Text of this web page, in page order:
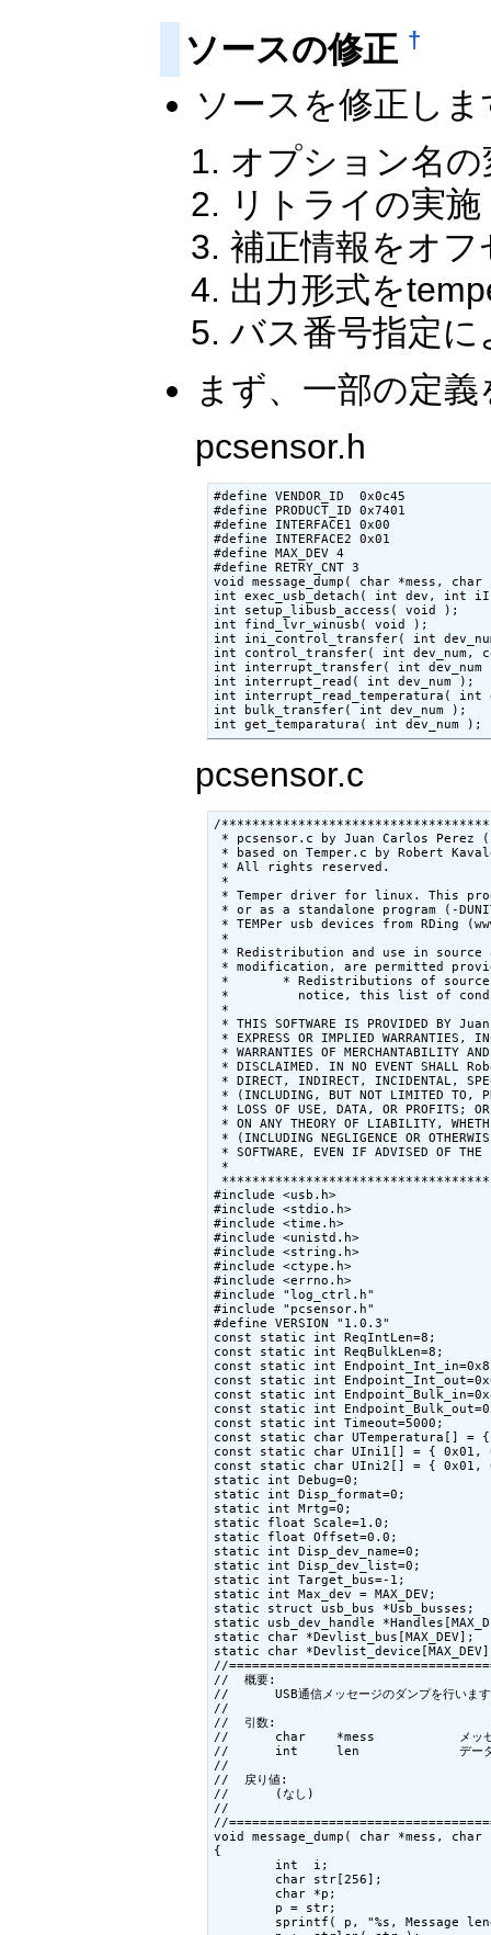
ソースの修正 †
ソースを修正し
オプション名
リトライの実施
補正情報をオ
出力形式を
バス番号指定
まず、一部の定
pcsensor.h
#define VENDOR_ID  0x0c45
#define PRODUCT_ID 0x7401
#define INTERFACE1 0x00
#define INTERFACE2 0x01
#define MAX_DEV 4
#define RETRY_CNT 3
void message_dump( char *mess,
int exec_usb_detach( int dev, int
int setup_libusb_access( void );
int find_lvr_winusb( void );
int ini_control_transfer( int
int control_transfer( int dev_num,
int interrupt_transfer( int dev_num
int interrupt_read( int dev_num );
int interrupt_read_temperatura( int
int bulk_transfer( int dev_num );
pcsensor.c
/***************************************************************************************
 * pcsensor.c by Juan Carlos Perez (c) 2011 (cray@isp-sl.com)
 * based on Temper.c by Robert Kavaler (c) 2009 (relavak.com)
 * All rights reserved.
 *
 * Temper driver for linux. This program can be compiled either as a library
 * or as a standalone program (-DUNIT_TEST). The driver will work with some
 * TEMPer usb devices from RDing (www.PCsensor.com).
 *
 * Redistribution and use in source and binary forms, with or without
 * modification, are permitted provided that the following conditions are met:
 *       * Redistributions of source code must retain the above copyright
 *         notice, this list of conditions and the following disclaimer.
 *
 * THIS SOFTWARE IS PROVIDED BY Juan Carlos Perez ''AS IS'' AND ANY
 * EXPRESS OR IMPLIED WARRANTIES, INCLUDING, BUT NOT LIMITED TO, THE IMPLIED
 * WARRANTIES OF MERCHANTABILITY AND FITNESS FOR A PARTICULAR PURPOSE ARE
 * DISCLAIMED. IN NO EVENT SHALL Robert kavaler BE LIABLE FOR ANY
 * DIRECT, INDIRECT, INCIDENTAL, SPECIAL, EXEMPLARY, OR CONSEQUENTIAL DAMAGES
 * (INCLUDING, BUT NOT LIMITED TO, PROCUREMENT OF SUBSTITUTE GOODS OR SERVICES;
 * LOSS OF USE, DATA, OR PROFITS; OR BUSINESS INTERRUPTION) HOWEVER CAUSED AND
 * ON ANY THEORY OF LIABILITY, WHETHER IN CONTRACT, STRICT LIABILITY, OR TORT
 * (INCLUDING NEGLIGENCE OR OTHERWISE) ARISING IN ANY WAY OUT OF THE USE OF THIS
 * SOFTWARE, EVEN IF ADVISED OF THE POSSIBILITY OF SUCH DAMAGE.
 *
 ****************************************************************************************/
#include <usb.h>
#include <stdio.h>
#include <time.h>
#include <unistd.h>
#include <string.h>
#include <ctype.h>
#include <errno.h>
#include "log_ctrl.h"
#include "pcsensor.h"
#define VERSION "1.0.3"
const static int ReqIntLen=8;
const static int ReqBulkLen=8;
const static int Endpoint_Int_in=0x82;          // endpoint 0x81 address for IN
const static int Endpoint_Int_out=0x00;         // endpoint 1 address for OUT
const static int Endpoint_Bulk_in=0x82;         // endpoint 0x81 address for IN
const static int Endpoint_Bulk_out=0x00;        // endpoint 1 address for OUT
const static int Timeout=5000;                  // Timeout in ms
const static char UTemperatura[] = { 0x01, 0x80, 0x33, 0x01, 0x00, 0x00, 0x00, 0x00 };
const static char UIni1[] = { 0x01, 0x82, 0x77, 0x01, 0x00, 0x00, 0x00, 0x00 };
const static char UIni2[] = { 0x01, 0x86, 0xff, 0x01, 0x00, 0x00, 0x00, 0x00 };
static int Debug=0;
static int Disp_format=0;
static int Mrtg=0;
static float Scale=1.0;
static float Offset=0.0;
static int Disp_dev_name=0;
static int Disp_dev_list=0;
static int Target_bus=-1;
static int Max_dev = MAX_DEV;
static struct usb_bus *Usb_busses;
static usb_dev_handle *Handles[MAX_DEV];
static char *Devlist_bus[MAX_DEV];
static char *Devlist_device[MAX_DEV];
//==================================================================
//  概要:
//      USB通信メッセージのダンプを行います。
//
//  引数:
//      char    *mess           メッセージデータ
//      int     len             データ長（バイト)
//
//  戻り値:
//      (なし)
//
//==================================================================
void message_dump( char *mess, char *data, int len )
{
        int  i;
        char str[256];
        char *p;
        p = str;
        sprintf( p, "%s, Message length:%d, Data:%02X", mess, len, data[0] & 0xff );
        p += strlen( str );
        for( i=1; i<len; i++ )
        {
                sprintf( p, " %02X", data[i] & 0xff );
                p += 3;
        }
        log_write( LOG_DEBUG, "%s", str );
}
//